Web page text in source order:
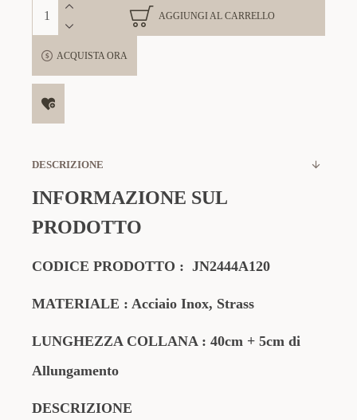
AGGIUNGI AL CARRELLO
ACQUISTA ORA
DESCRIZIONE
INFORMAZIONE SUL
PRODOTTO
CODICE PRODOTTO : JN2444A120
MATERIALE : Acciaio Inox, Strass
LUNGHEZZA COLLANA : 40cm + 5cm di
Allungamento
DESCRIZIONE